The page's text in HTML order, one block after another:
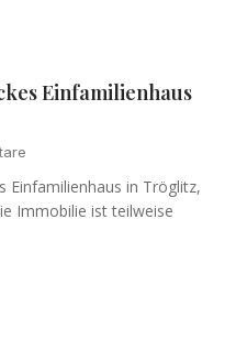
Einfamilienhaus
Einfamilienhaus in Tröglitz,
Immobilie ist teilweise